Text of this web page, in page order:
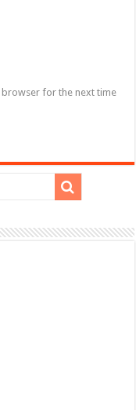
browser for the next time